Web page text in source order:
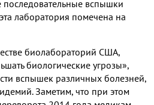
вспышки
лаборатория помечена на
биолабораторий США,
биологические угрозы»,
вспышек различных болезней,
Заметим, что при этом